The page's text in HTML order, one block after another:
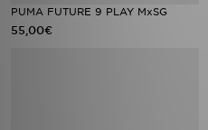
PUMA FUTURE 9 PLAY MxSG
55,00€